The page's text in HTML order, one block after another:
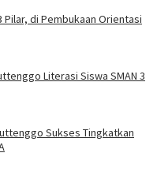
di Pembukaan Orientasi
Literasi Siswa SMAN 3
Sukses Tingkatkan